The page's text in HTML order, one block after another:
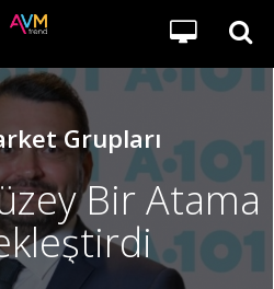
Grupları
Bir Atama